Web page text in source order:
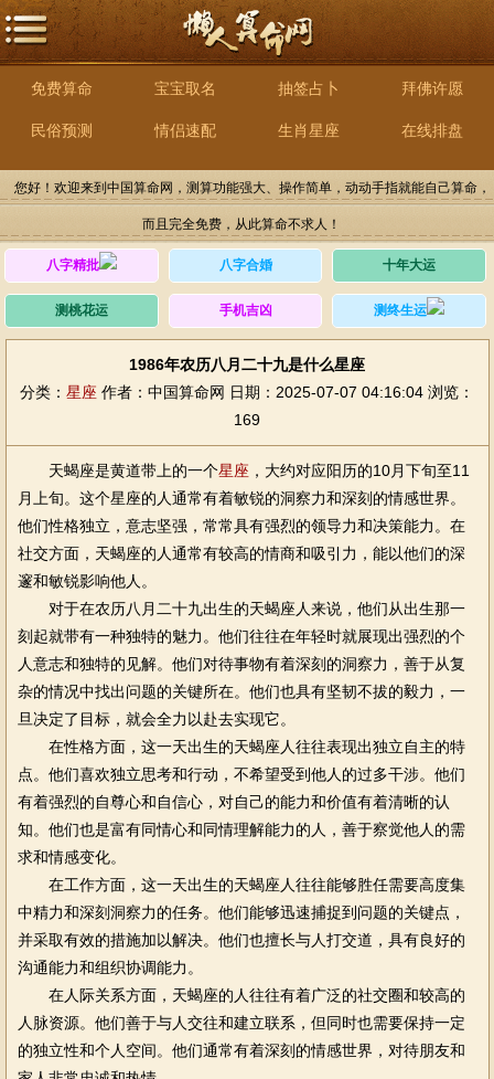
免费算命 宝宝取名 抽签占卜 拜佛许愿
民俗预测 情侣速配 生肖星座 在线排盘
您好！欢迎来到中国算命网，测算功能强大、操作简单，动动手指就能自己算命，
而且完全免费，从此算命不求人！
八字精批 八字合婚 十年大运
测桃花运 手机吉凶 测终生运
1986年农历八月二十九是什么星座
分类： 星座 作者：中国算命网 日期：2025-07-07 04:16:04 浏览：
169
天蝎座是黄道带上的一个星座 ，大约对应阳历的10月下旬至11
月上旬。这个星座的人通常有着敏锐的洞察力和深刻的情感世界。
他们性格独立，意志坚强，常常具有强烈的领导力和决策能力。在
社交方面，天蝎座的人通常有较高的情商和吸引力，能以他们的深
邃和敏锐影响他人。
对于在农历八月二十九出生的天蝎座人来说，他们从出生那一
刻起就带有一种独特的魅力。他们往往在年轻时就展现出强烈的个
人意志和独特的见解。他们对待事物有着深刻的洞察力，善于从复
杂的情况中找出问题的关键所在。他们也具有坚韧不拔的毅力，一
旦决定了目标，就会全力以赴去实现它。
在性格方面，这一天出生的天蝎座人往往表现出独立自主的特
点。他们喜欢独立思考和行动，不希望受到他人的过多干涉。他们
有着强烈的自尊心和自信心，对自己的能力和价值有着清晰的认
知。他们也是富有同情心和同情理解能力的人，善于察觉他人的需
求和情感变化。
在工作方面，这一天出生的天蝎座人往往能够胜任需要高度集
中精力和深刻洞察力的任务。他们能够迅速捕捉到问题的关键点，
并采取有效的措施加以解决。他们也擅长与人打交道，具有良好的
沟通能力和组织协调能力。
在人际关系方面，天蝎座的人往往有着广泛的社交圈和较高的
人脉资源。他们善于与人交往和建立联系，但同时也需要保持一定
的独立性和个人空间。他们通常有着深刻的情感世界，对待朋友和